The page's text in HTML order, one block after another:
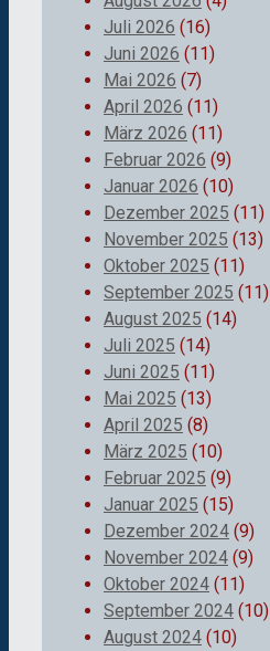
Juli 2026 (16)
Juni 2026 (11)
Mai 2026 (7)
April 2026 (11)
März 2026 (11)
Februar 2026 (9)
Januar 2026 (10)
Dezember 2025 (11)
November 2025 (13)
Oktober 2025 (11)
September 2025 (11)
August 2025 (14)
Juli 2025 (14)
Juni 2025 (11)
Mai 2025 (13)
April 2025 (8)
März 2025 (10)
Februar 2025 (9)
Januar 2025 (15)
Dezember 2024 (9)
November 2024 (9)
Oktober 2024 (11)
September 2024 (10)
August 2024 (10)